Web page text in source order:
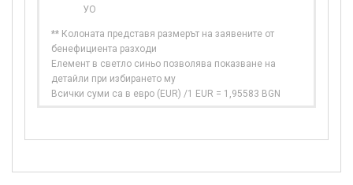
УО
** Колоната представя размерът на заявените от
бенефициента разходи
Елемент в светло синьо позволява показване на
детайли при избирането му
Всички суми са в евро (EUR) /1 EUR = 1,95583 BGN